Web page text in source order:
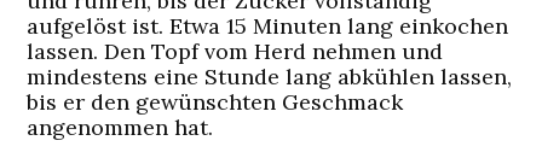
aufgelöst ist. Etwa 15 Minuten lang einkochen
lassen. Den Topf vom Herd nehmen und
mindestens eine Stunde lang abkühlen lassen,
bis er den gewünschten Geschmack
angenommen hat.